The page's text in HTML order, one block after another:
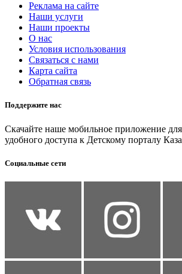
Реклама на сайте
Наши услуги
Наши проекты
О нас
Условия использования
Связаться с нами
Карта сайта
Обратная связь
Поддержите нас
Скачайте наше мобильное приложение
удобного доступа к Детскому порталу
Социальные сети